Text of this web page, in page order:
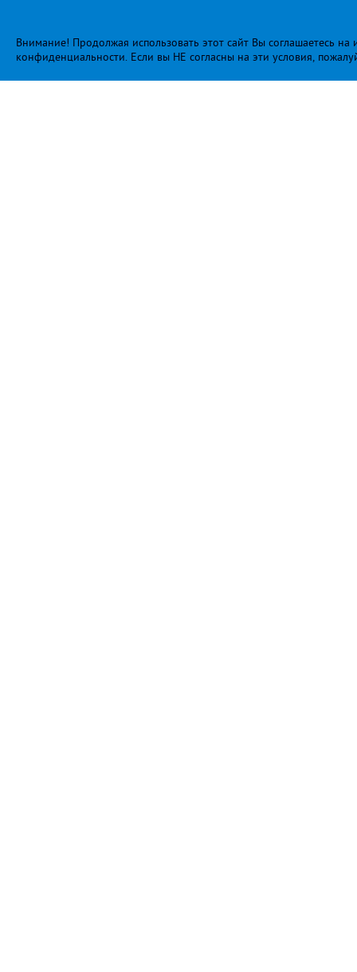
Внимание! Продолжая использовать этот сайт Вы соглашаетесь
конфиденциальности. Если вы НЕ согласны на эти условия,